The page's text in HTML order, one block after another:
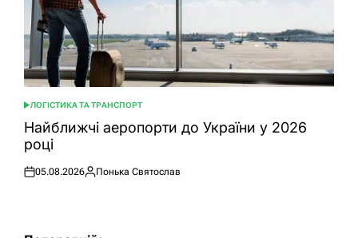
ОПУБЛІКУВАТИ
У
ЛОГІСТИКА ТА ТРАНСПОРТ
Найближчі аеропорти до України у 2026
році
Оприлюднено
05.08.2026
Опубліковано
Понька Святослав